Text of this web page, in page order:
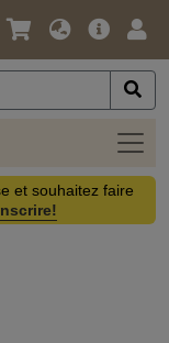
Langue
Devise
Offre
et souhaitez faire